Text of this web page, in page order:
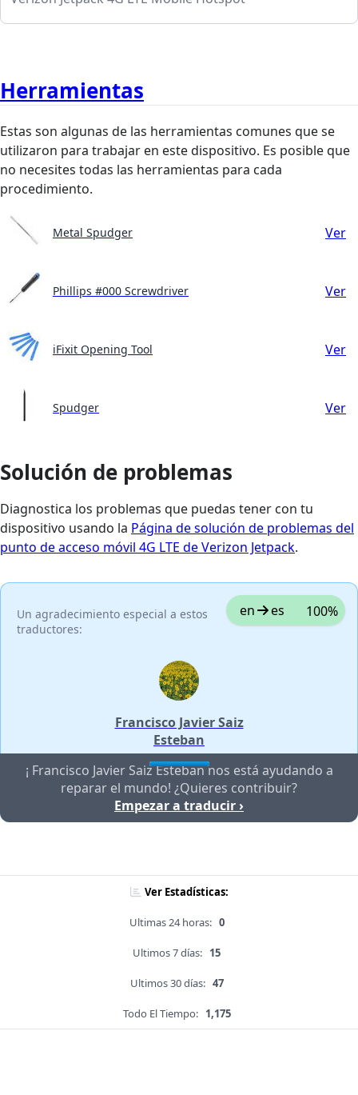
Herramientas
Estas son algunas de las herramientas comunes que se
utilizaron para trabajar en este dispositivo. Es posible que
no necesites todas las herramientas para cada
procedimiento.
Metal Spudger Ver
Phillips #000 Screwdriver Ver
iFixit Opening Tool Ver
Spudger Ver
Solución de problemas
Diagnostica los problemas que puedas tener con tu
dispositivo usando la Página de solución de problemas del
punto de acceso móvil 4G LTE de Verizon Jetpack.
Un agradecimiento especial a estos
traductores:
en es 100%
Francisco Javier Saiz
Esteban
¡ Francisco Javier Saiz Esteban nos está ayudando a
reparar el mundo! ¿Quieres contribuir?
Empezar a traducir ›
Ver Estadísticas:
Ultimas 24 horas: 0
Ultimos 7 días: 15
Ultimos 30 días: 47
Todo El Tiempo: 1,175